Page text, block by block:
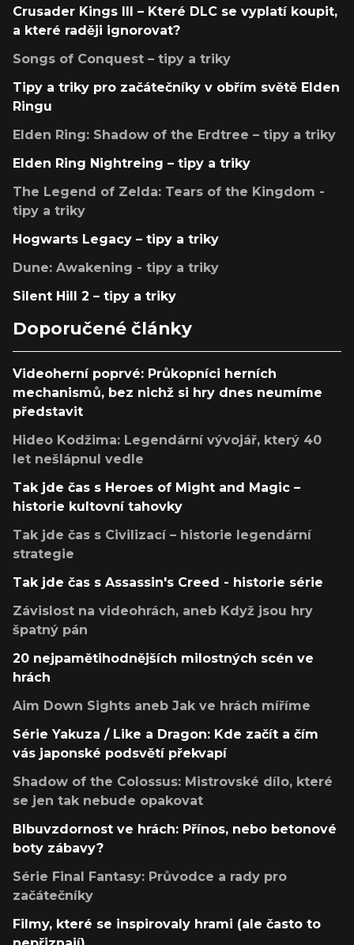
Crusader Kings III – Které DLC se vyplatí koupit,
a které raději ignorovat?
Songs of Conquest – tipy a triky
Tipy a triky pro začátečníky v obřím světě Elden
Ringu
Elden Ring: Shadow of the Erdtree – tipy a triky
Elden Ring Nightreing – tipy a triky
The Legend of Zelda: Tears of the Kingdom -
tipy a triky
Hogwarts Legacy – tipy a triky
Dune: Awakening - tipy a triky
Silent Hill 2 – tipy a triky
Doporučené články
Videoherní poprvé: Průkopníci herních
mechanismů, bez nichž si hry dnes neumíme
představit
Hideo Kodžima: Legendární vývojář, který 40
let nešlápnul vedle
Tak jde čas s Heroes of Might and Magic –
historie kultovní tahovky
Tak jde čas s Civilizací – historie legendární
strategie
Tak jde čas s Assassin's Creed - historie série
Závislost na videohrách, aneb Když jsou hry
špatný pán
20 nejpamětihodnějších milostných scén ve
hrách
Aim Down Sights aneb Jak ve hrách míříme
Série Yakuza / Like a Dragon: Kde začít a čím
vás japonské podsvětí překvapí
Shadow of the Colossus: Mistrovské dílo, které
se jen tak nebude opakovat
Blbuvzdornost ve hrách: Přínos, nebo betonové
boty zábavy?
Série Final Fantasy: Průvodce a rady pro
začátečníky
Filmy, které se inspirovaly hrami (ale často to